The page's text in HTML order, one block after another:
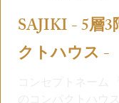
SAJIKI - 5層3階建て の コンパ
クトハウス -